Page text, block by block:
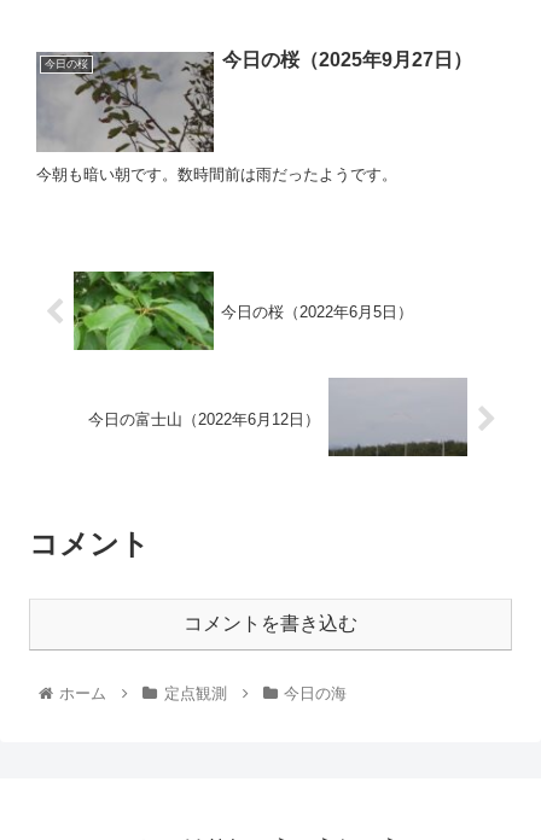
今日の桜 今日の桜（2025年9月27日）
今朝も暗い朝です。数時間前は雨だったようです。
今日の桜（2022年6月5日）
今日の富士山（2022年6月12日）
コメント
コメントを書き込む
ホーム 定点観測 今日の海